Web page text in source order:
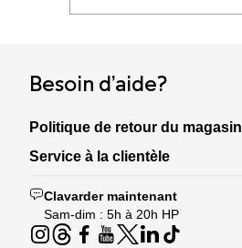
Besoin d’aide?
Politique de retour du magasin
Service à la clientèle
Clavarder maintenant
Sam-dim : 5h à 20h HP